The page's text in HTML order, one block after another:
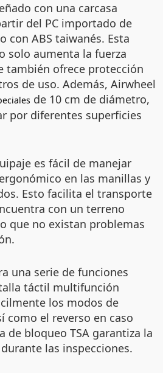
con una carcasa
del PC importado de
con ABS taiwanés. Esta
solo aumenta la fuerza
también ofrece protección
de uso. Además, Airwheel
de 10 cm de diámetro,
por diferentes superficies
es fácil de manejar
en las manillas y
Esto facilita el transporte
con un terreno
que no existan problemas
una serie de funciones
táctil multifunción
los modos de
como el reverso en caso
de bloqueo TSA garantiza la
las inspecciones.